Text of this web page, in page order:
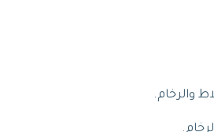
والرخام.